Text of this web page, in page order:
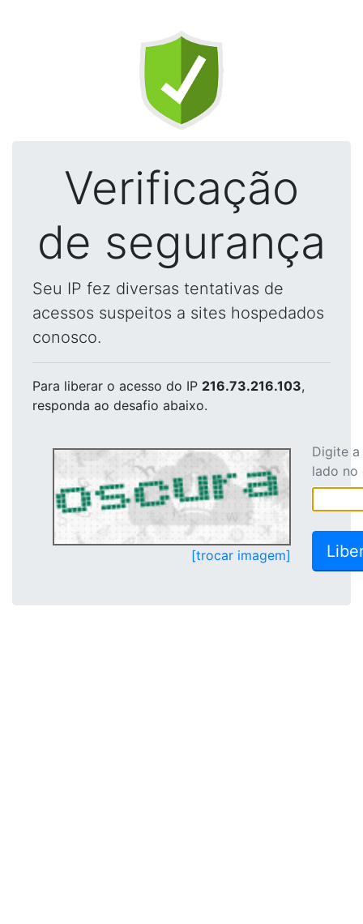
Verificação
de segurança
Seu IP fez diversas tentativas de
acessos suspeitos a sites hospedados
conosco.
Para liberar o acesso do IP 216.73.216.103,
responda ao desafio abaixo.
[trocar imagem]
Digite
lado no